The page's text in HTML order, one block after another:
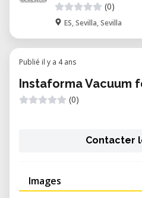
(0)
ES, Sevilla, Sevilla
Publié il y a 4 ans
Instaforma Vacuum
(0)
Contacter
Images